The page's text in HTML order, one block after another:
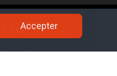
contre la menace djihadiste.
1:53Accepter
réservé.
Accepter